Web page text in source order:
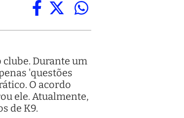
clube. Durante um
'questões
O acordo
ele. Atualmente,
de K9.